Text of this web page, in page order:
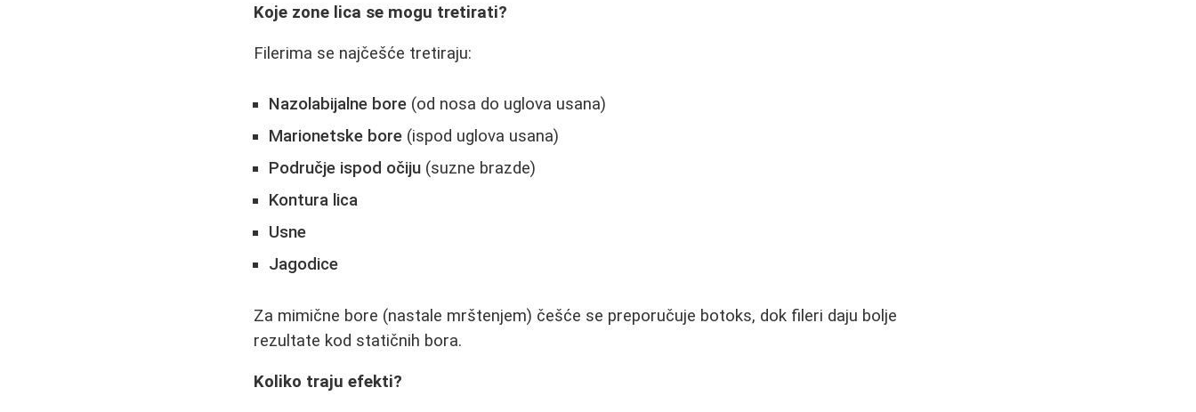
Koje zone lica se mogu tretirati?
Filerima se najčešće tretiraju:
Nazolabijalne bore (od nosa do uglova usana)
Marionetske bore (ispod uglova usana)
Područje ispod očiju (suzne brazde)
Kontura lica
Usne
Jagodice
Za mimične bore (nastale mrštenjem) češće se preporučuje botoks, dok fileri daju bolje
rezultate kod statičnih bora.
Koliko traju efekti?